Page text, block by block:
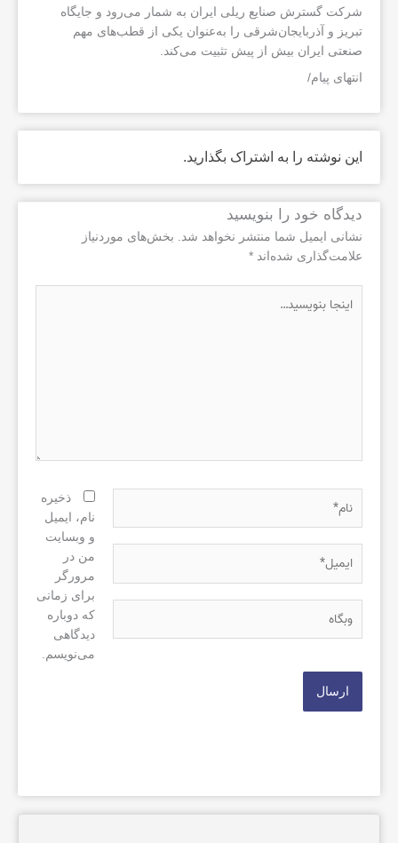
شرکت گسترش صنایع ریلی ایران به شمار می‌رود و جایگاه
تبریز و آذربایجان‌شرقی را به‌عنوان یکی از قطب‌های مهم
صنعتی ایران بیش از پیش تثبیت می‌کند.
انتهای پیام/
این نوشته را به اشتراک بگذارید.
دیدگاه‌ خود را بنویسید
نشانی ایمیل شما منتشر نخواهد شد. بخش‌های موردنیاز
علامت‌گذاری شده‌اند *
بنویسید…
ذخیره
نام، ایمیل
و وبسایت
من در
مرورگر
برای زمانی
که دوباره
دیدگاهی
می‌نویسم.